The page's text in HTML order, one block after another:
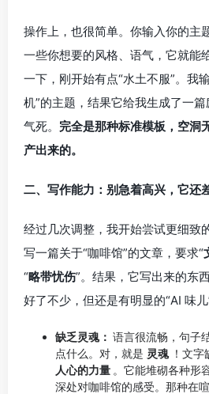
操作上，也很简单。你输入你的主
一些你想要的风格、语气，它就能
一下，刚开始有点“水土不服”。我
机”的主题，结果它给我生成了一
气死。 完全是那种标准模板，空洞
产出来的。
二、写作能力：别急着高兴，它还
经过几次调整，我开始尝试更细致
写一篇关于“咖啡馆”的文章，要求“
“略带忧伤”。结果，它写出来的东
好了不少，但还是有明显的“AI 味儿”
缺乏灵魂： 语言很流畅，句子
点什么。对，就是 灵魂 ！文
人心的力量 。它能堆砌各种形
深处对咖啡馆的感受。那种在